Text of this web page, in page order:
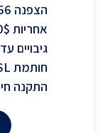
הצפנה 128/256 ביט
אחריות 10,000$
גיבויים עד 7 ימים אחרונים
חותמת SSL לאתר חינם
התקנה